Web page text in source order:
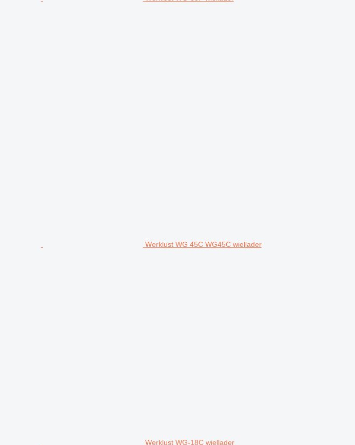
Werklust WG 45C WG45C wiellader
Werklust WG-18C wiellader